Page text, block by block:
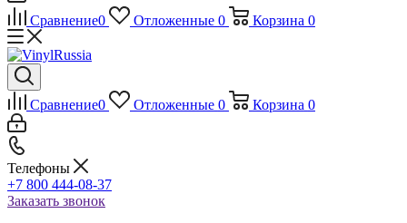
Сравнение0 Отложенные 0 Корзина 0
Сравнение0 Отложенные 0 Корзина 0
Телефоны
+7 800 444-08-37
Заказать звонок